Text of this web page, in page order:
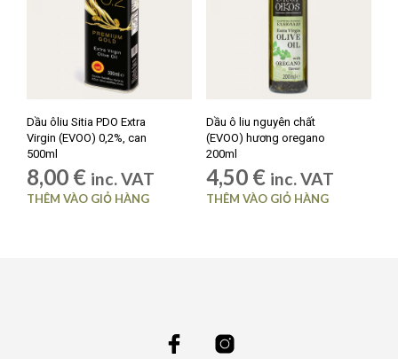
Dầu ôliu Sitia PDO Extra
Virgin (EVOO) 0,2%, can
500ml
8,00 € inc. VAT
THÊM VÀO GIỎ HÀNG
Dầu ô liu nguyên chất
(EVOO) hương oregano
200ml
4,50 € inc. VAT
THÊM VÀO GIỎ HÀNG